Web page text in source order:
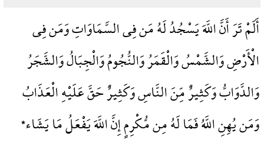
أَلَمْ تَرَ أَنَّ اللَّهَ يَسْجُدُ لَهُ مَن فِي السَّمَاوَاتِ وَمَن فِي
الْأَرْضِ وَالشَّمْسُ وَالْقَمَرُ وَالنُّجُومُ وَالْجِبَالُ وَالشَّجَرُ
وَالدَّوَابُّ وَكَثِيرٌ مِّنَ النَّاسِ وَكَثِيرٌ حَقَّ عَلَيْهِ الْعَذَابُ
وَمَن يُهِنِ اللَّهُ فَمَا لَهُ مِن مُّكْرِمٍ إِنَّ اللَّهَ يَفْعَلُ مَا يَشَاء*